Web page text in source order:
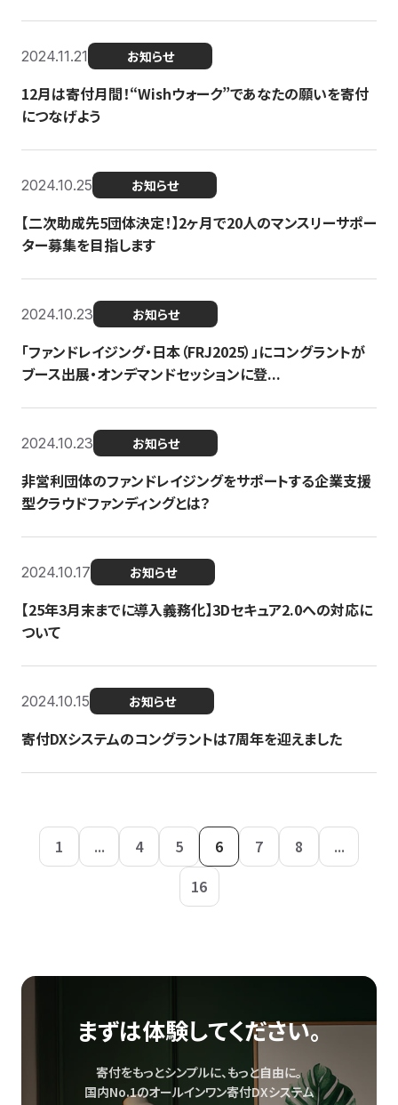
2024.11.21 お知らせ
12月は寄付月間！“Wishウォーク”であなたの願いを寄付
につなげよう
2024.10.25 お知らせ
【二次助成先5団体決定！】2ヶ月で20人のマンスリーサポー
ター募集を目指します
2024.10.23 お知らせ
「ファンドレイジング・日本（FRJ2025）」にコングラントが
ブース出展・オンデマンドセッションに登...
2024.10.23 お知らせ
非営利団体のファンドレイジングをサポートする企業支援
型クラウドファンディングとは？
2024.10.17 お知らせ
【25年3月末までに導入義務化】3Dセキュア2.0への対応に
ついて
2024.10.15 お知らせ
寄付DXシステムのコングラントは7周年を迎えました
1 ... 4 5 6 7 8
...
16
まずは体験してください。
寄付をもっとシンプルに、もっと自由に。
国内No.1のオールインワン寄付DXシステム